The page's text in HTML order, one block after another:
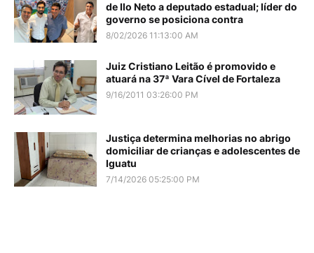
de Ilo Neto a deputado estadual; líder do
governo se posiciona contra
8/02/2026 11:13:00 AM
Juiz Cristiano Leitão é promovido e
atuará na 37ª Vara Cível de Fortaleza
9/16/2011 03:26:00 PM
Justiça determina melhorias no abrigo
domiciliar de crianças e adolescentes de
Iguatu
7/14/2026 05:25:00 PM